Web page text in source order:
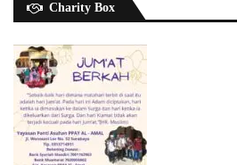
Charity Box